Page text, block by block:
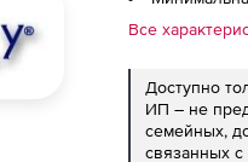
Все
Доступно
ИП – не
семейных,
связанных